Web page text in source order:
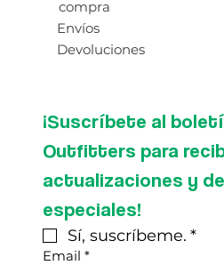
compra
Envíos
Devoluciones
¡Suscríbete al
Outfitters para
actualizaciones y
especiales!
Sí, suscríbeme. *
Email *